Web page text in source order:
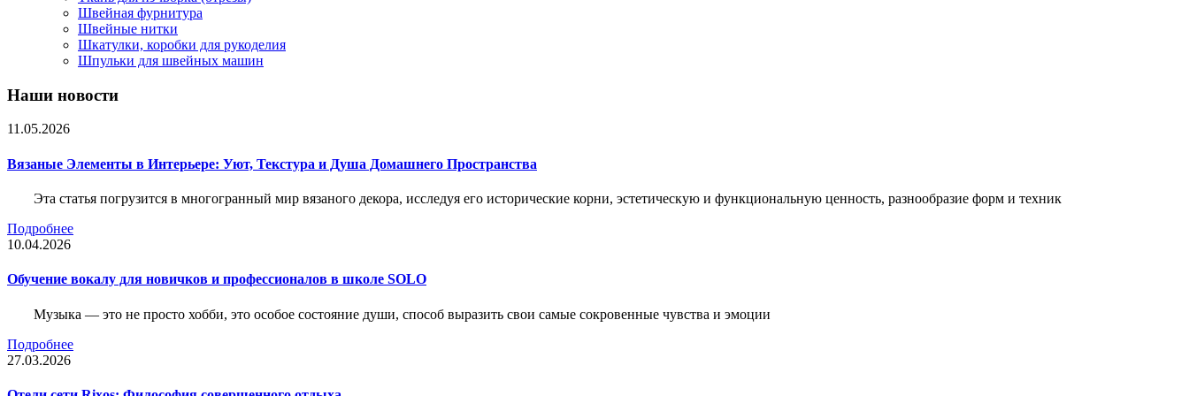
Швейная фурнитура
Швейные нитки
Шкатулки, коробки для рукоделия
Шпульки для швейных машин
Наши новости
11.05.2026
Вязаные Элементы в Интерьере: Уют, Текстура и Душа Домашнего Пространства
Эта статья погрузится в многогранный мир вязаного декора, исследуя его исторические корни, эстетическую и функциональную ценность, разнообразие форм и техник
Подробнее
10.04.2026
Обучение вокалу для новичков и профессионалов в школе SOLO
Музыка — это не просто хобби, это особое состояние души, способ выразить свои самые сокровенные чувства и эмоции
Подробнее
27.03.2026